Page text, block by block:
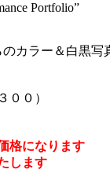
Portfolio”
カラー＆白黒写
００）
格になります
します